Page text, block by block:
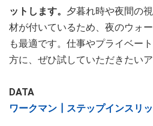
ットします。 夕暮れ時や夜間の
材が付いているため、夜のウォ
も最適です。仕事やプライベー
方に、ぜひ試していただきたいア
DATA
ワークマン┃ステップインスリ